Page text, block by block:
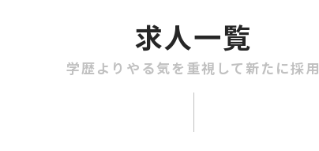
求人一覧
学歴よりやる気を重視して新たに採用